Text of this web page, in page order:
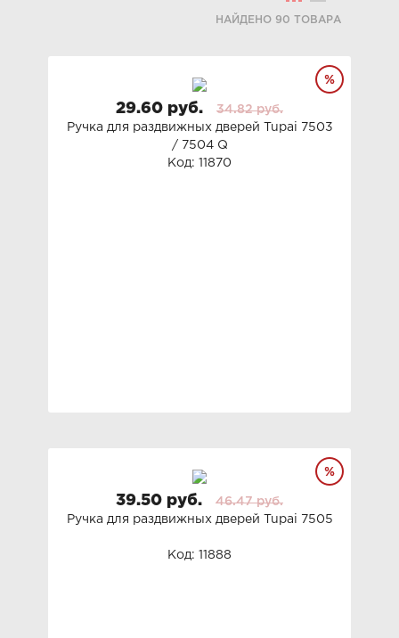
НАЙДЕНО 90 ТОВАРА
29.60 руб.
34.82 руб.
Ручка для раздвижных дверей Tupai 7503
/ 7504 Q
Код: 11870
39.50 руб.
46.47 руб.
Ручка для раздвижных дверей Tupai 7505
Код: 11888